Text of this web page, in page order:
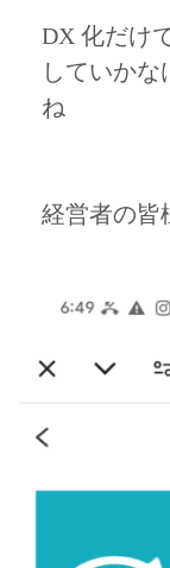
DX 化だけ
していか
ね
経営者の皆